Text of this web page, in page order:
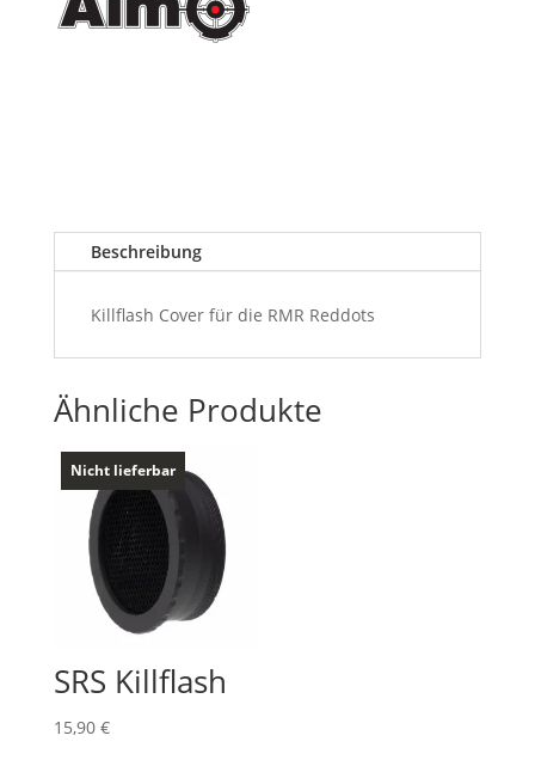
Beschreibung
Killflash Cover für die RMR Reddots
Ähnliche Produkte
Nicht lieferbar
SRS Killflash
15,90 €